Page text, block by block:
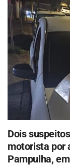
Dois
motorista por
Pampulha,